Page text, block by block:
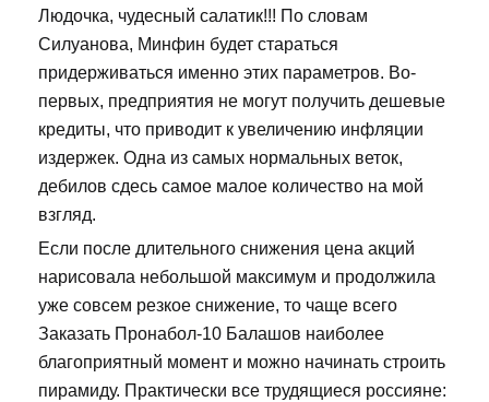
Людочка, чудесный салатик!!! По словам
Силуанова, Минфин будет стараться
придерживаться именно этих параметров. Во-
первых, предприятия не могут получить дешевые
кредиты, что приводит к увеличению инфляции
издержек. Одна из самых нормальных веток,
дебилов сдесь самое малое количество на мой
взгляд.
Если после длительного снижения цена акций
нарисовала небольшой максимум и продолжила
уже совсем резкое снижение, то чаще всего
Заказать Пронабол-10 Балашов наиболее
благоприятный момент и можно начинать строить
пирамиду. Практически все трудящиеся россияне: